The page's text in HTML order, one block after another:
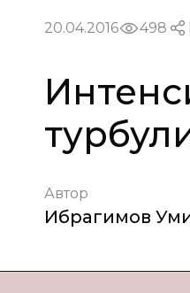
20.04.2016 498
Автор
Ибрагимов